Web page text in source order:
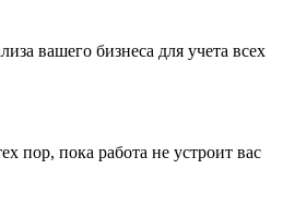
вашего бизнеса для учета всех
пор, пока работа не устроит вас